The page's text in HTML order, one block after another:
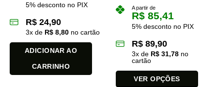
5% desconto no PIX
R$ 24,90
3x de R$ 8,80 no cartão
ADICIONAR AO
CARRINHO
A partir de
R$ 85,41
5% desconto no PIX
R$ 89,90
3x de R$ 31,78 no
cartão
VER OPÇÕES